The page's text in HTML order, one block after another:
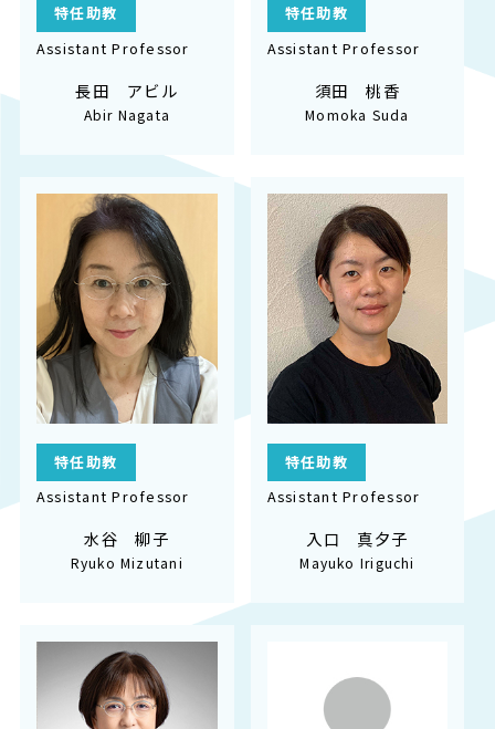
特任助教
Assistant Professor
長田 アビル
Abir Nagata
特任助教
Assistant Professor
須田 桃香
Momoka Suda
特任助教
Assistant Professor
水谷 柳子
Ryuko Mizutani
特任助教
Assistant Professor
入口 真夕子
Mayuko Iriguchi